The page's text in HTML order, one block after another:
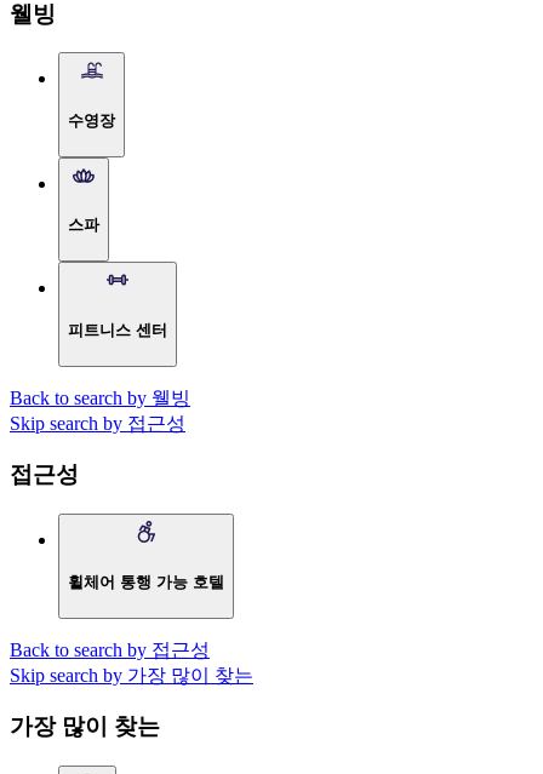
웰빙
수영장
스파
피트니스 센터
Back to search by 웰빙
Skip search by 접근성
접근성
휠체어 통행 가능 호텔
Back to search by 접근성
Skip search by 가장 많이 찾는
가장 많이 찾는